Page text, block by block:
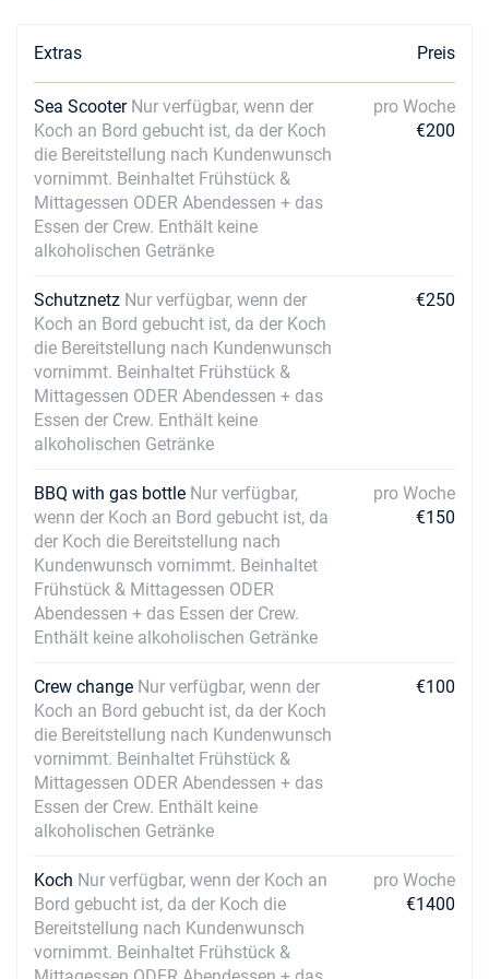
€1658
Buchen Sie diese Yacht
Extras Preis
Sea Scooter Nur verfügbar, wenn der
Koch an Bord gebucht ist, da der Koch
die Bereitstellung nach Kundenwunsch
vornimmt. Beinhaltet Frühstück &
Mittagessen ODER Abendessen + das
Essen der Crew. Enthält keine
alkoholischen Getränke
pro Woche
€200
Schutznetz Nur verfügbar, wenn der
Koch an Bord gebucht ist, da der Koch
die Bereitstellung nach Kundenwunsch
vornimmt. Beinhaltet Frühstück &
Mittagessen ODER Abendessen + das
Essen der Crew. Enthält keine
alkoholischen Getränke
€250
BBQ with gas bottle Nur verfügbar,
wenn der Koch an Bord gebucht ist, da
der Koch die Bereitstellung nach
Kundenwunsch vornimmt. Beinhaltet
Frühstück & Mittagessen ODER
Abendessen + das Essen der Crew.
Enthält keine alkoholischen Getränke
pro Woche
€150
Crew change Nur verfügbar, wenn der
Koch an Bord gebucht ist, da der Koch
die Bereitstellung nach Kundenwunsch
vornimmt. Beinhaltet Frühstück &
Mittagessen ODER Abendessen + das
Essen der Crew. Enthält keine
alkoholischen Getränke
€100
Koch Nur verfügbar, wenn der Koch an
Bord gebucht ist, da der Koch die
Bereitstellung nach Kundenwunsch
vornimmt. Beinhaltet Frühstück &
pro Woche
€1400